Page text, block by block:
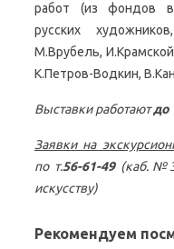
работ (из фондов в/
русских
М.Врубель,
К.Петров-Водкин,
Выставки работаютдо
Заявки на
по т.56-61-49
искусству)
Рекомендуем